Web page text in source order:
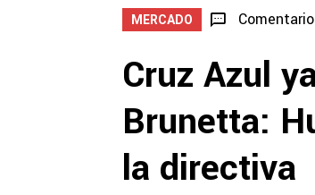
Selección Mexicana
MERCADO
Cruz Azul
Brunetta:
la directiva